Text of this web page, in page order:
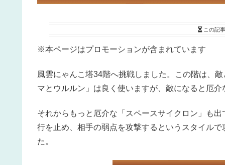
この記
※本ページはプロモーションが含まれています
風雲にゃんこ塔34階へ挑戦しました。この階は、
マとウルルン」は良く使いますが、敵になると厄
それからもっと厄介な「スペースサイクロン」も
行を止め、相手の弱点を攻撃するというスタイル
た。